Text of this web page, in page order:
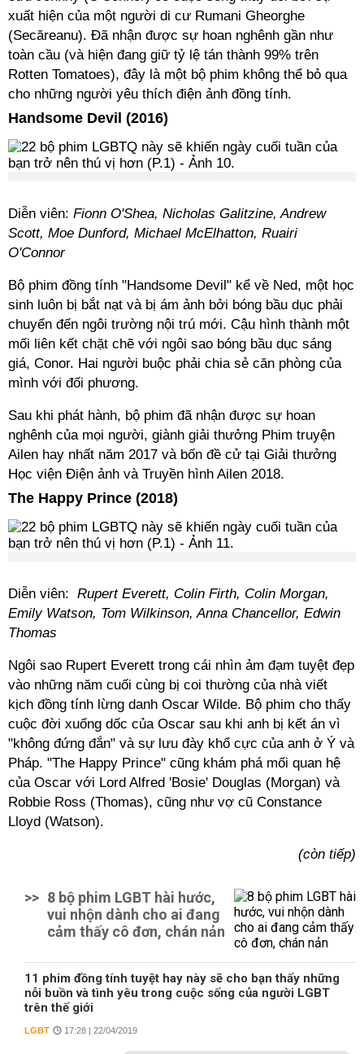
xuất hiện của một người di cư Rumani Gheorghe
(Secăreanu). Đã nhận được sự hoan nghênh gần như
toàn cầu (và hiện đang giữ tỷ lệ tán thành 99% trên
Rotten Tomatoes), đây là một bộ phim không thể bỏ qua
cho những người yêu thích điện ảnh đồng tính.
Handsome Devil (2016)
Diễn viên: Fionn O'Shea, Nicholas Galitzine, Andrew
Scott, Moe Dunford, Michael McElhatton, Ruairi
O'Connor
Bộ phim đồng tính "Handsome Devil" kể về Ned, một học
sinh luôn bị bắt nạt và bị ám ảnh bởi bóng bầu dục phải
chuyển đến ngôi trường nội trú mới. Cậu hình thành một
mối liên kết chặt chẽ với ngôi sao bóng bầu dục sáng
giá, Conor. Hai người buộc phải chia sẻ căn phòng của
mình với đối phương.
Sau khi phát hành, bộ phim đã nhận được sự hoan
nghênh của mọi người, giành giải thưởng Phim truyện
Ailen hay nhất năm 2017 và bốn đề cử tại Giải thưởng
Học viện Điện ảnh và Truyền hình Ailen 2018.
The Happy Prince (2018)
Diễn viên: Rupert Everett, Colin Firth, Colin Morgan,
Emily Watson, Tom Wilkinson, Anna Chancellor, Edwin
Thomas
Ngôi sao Rupert Everett trong cái nhìn ảm đạm tuyệt đẹp
vào những năm cuối cùng bị coi thường của nhà viết
kịch đồng tính lừng danh Oscar Wilde. Bộ phim cho thấy
cuộc đời xuống dốc của Oscar sau khi anh bị kết án vì
"không đứng đắn" và sự lưu đày khổ cực của anh ở Ý và
Pháp. "The Happy Prince" cũng khám phá mối quan hệ
của Oscar với Lord Alfred 'Bosie' Douglas (Morgan) và
Robbie Ross (Thomas), cũng như vợ cũ Constance
Lloyd (Watson).
(còn tiếp)
>> 8 bộ phim LGBT hài hước,
vui nhộn dành cho ai đang
cảm thấy cô đơn, chán nản
11 phim đồng tính tuyệt hay này sẽ cho bạn thấy những
nỗi buồn và tình yêu trong cuộc sống của người LGBT
trên thế giới
LGBT 17:28 | 22/04/2019